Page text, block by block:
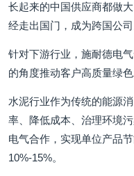
长起来的中国供应商都做
经走出国门，成为跨国公司
针对下游行业，施耐德电
的角度推动客户高质量绿色
水泥行业作为传统的能源
率、降低成本、治理环境
电气合作，实现单位产品
10%-15%。